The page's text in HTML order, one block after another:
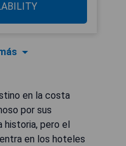
en la costa
por sus
historia, pero el
en los hoteles